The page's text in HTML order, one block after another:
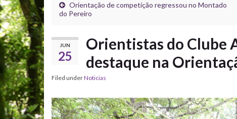
Orientação de competição regressou no Montado
do Pereiro
JUN
25
Orientistas do Clube
destaque na
Filed underNoticias